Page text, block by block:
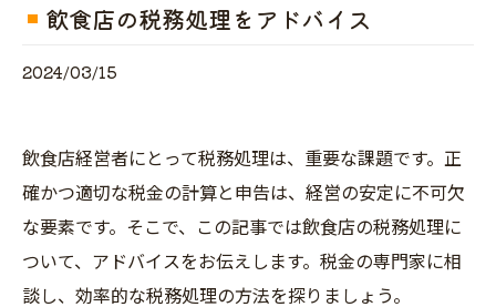
飲食店の税務処理をアドバイス
2024/03/15
飲食店経営者にとって税務処理は、重要な課題です。正
確かつ適切な税金の計算と申告は、経営の安定に不可欠
な要素です。そこで、この記事では飲食店の税務処理に
ついて、アドバイスをお伝えします。税金の専門家に相
談し、効率的な税務処理の方法を探りましょう。